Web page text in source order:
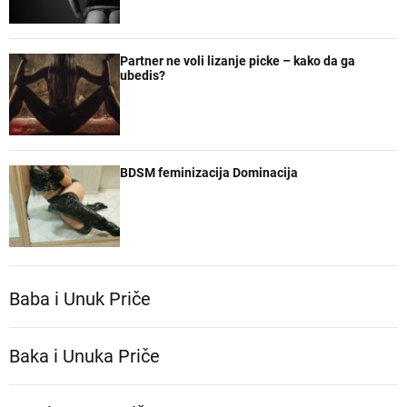
Partner ne voli lizanje picke – kako da ga
ubedis?
BDSM feminizacija Dominacija
Baba i Unuk Priče
Baka i Unuka Pričе